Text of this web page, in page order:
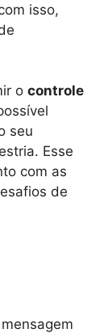
isso,
o controle
seu
Esse
com as
de